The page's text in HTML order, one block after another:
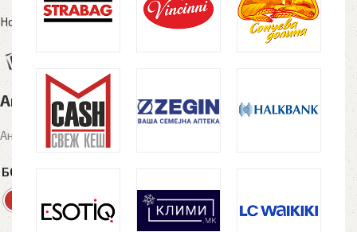
Home Рекламен материјал Антистрес топчиња
Антистрес HEART, црвено
Антистрес топче во форма на срце, димензии 70 x 70mm, PU
БОЈА